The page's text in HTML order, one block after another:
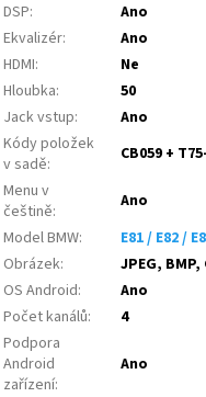
DSP:
Ano
Ekvalizér:
Ano
HDMI:
Ne
Hloubka:
50
Jack vstup:
Ano
Kódy položek
v sadě:
CB059 +
Menu v
češtině:
Ano
Model BMW:
E81 / E82 /
Obrázek:
JPEG, BMP,
OS Android:
Ano
Počet kanálů:
4
Podpora
Android
zařízení:
Ano